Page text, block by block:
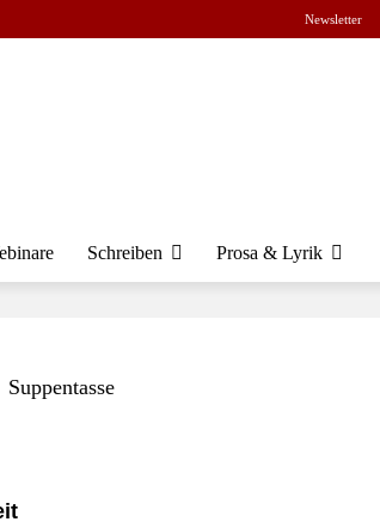
Newsletter
Schreiben Prosa & Lyrik